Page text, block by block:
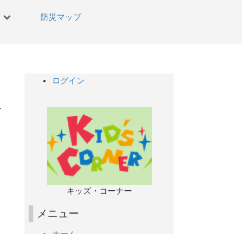
防災マップ
ログイン
キッズ・コーナー
メニュー